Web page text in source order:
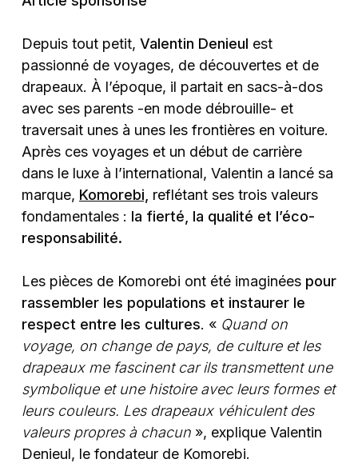
Depuis tout petit, Valentin Denieul est
passionné de voyages, de découvertes et de
drapeaux. À l’époque, il partait en sacs-à-dos
avec ses parents -en mode débrouille- et
traversait unes à unes les frontières en voiture.
Après ces voyages et un début de carrière
dans le luxe à l’international, Valentin a lancé sa
marque, Komorebi, reflétant ses trois valeurs
fondamentales : la fierté, la qualité et l’éco-
responsabilité.
Les pièces de Komorebi ont été imaginées pour
rassembler les populations et instaurer le
respect entre les cultures. « Quand on
voyage, on change de pays, de culture et les
drapeaux me fascinent car ils transmettent une
symbolique et une histoire avec leurs formes et
leurs couleurs. Les drapeaux véhiculent des
valeurs propres à chacun», explique Valentin
Denieul, le fondateur de Komorebi.